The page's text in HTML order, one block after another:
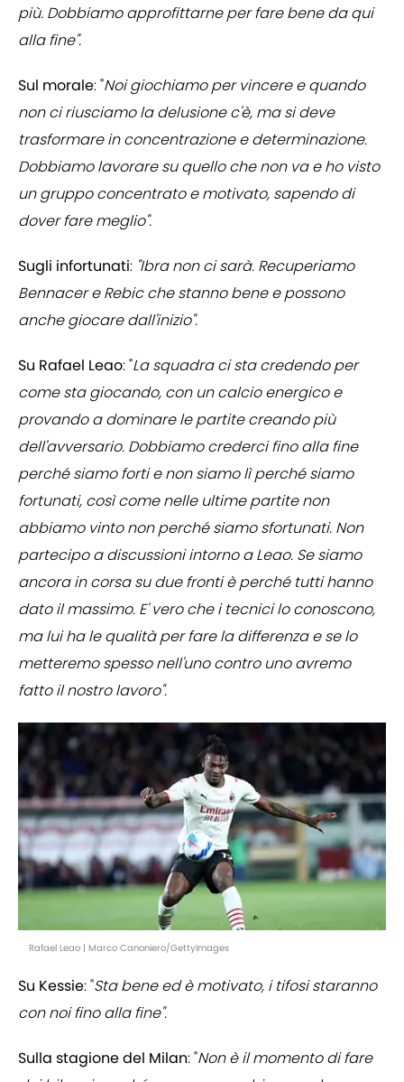
più. Dobbiamo approfittarne per fare bene da qui
alla fine".
Sul morale: "Noi giochiamo per vincere e quando
non ci riusciamo la delusione c'è, ma si deve
trasformare in concentrazione e determinazione.
Dobbiamo lavorare su quello che non va e ho visto
un gruppo concentrato e motivato, sapendo di
dover fare meglio".
Sugli infortunati: "Ibra non ci sarà. Recuperiamo
Bennacer e Rebic che stanno bene e possono
anche giocare dall'inizio".
Su Rafael Leao: "La squadra ci sta credendo per
come sta giocando, con un calcio energico e
provando a dominare le partite creando più
dell'avversario. Dobbiamo crederci fino alla fine
perché siamo forti e non siamo lì perché siamo
fortunati, così come nelle ultime partite non
abbiamo vinto non perché siamo sfortunati. Non
partecipo a discussioni intorno a Leao. Se siamo
ancora in corsa su due fronti è perché tutti hanno
dato il massimo. E' vero che i tecnici lo conoscono,
ma lui ha le qualità per fare la differenza e se lo
metteremo spesso nell'uno contro uno avremo
fatto il nostro lavoro".
Rafael Leao | Marco Canoniero/GettyImages
Su Kessie: "Sta bene ed è motivato, i tifosi staranno
con noi fino alla fine".
Sulla stagione del Milan: "Non è il momento di fare